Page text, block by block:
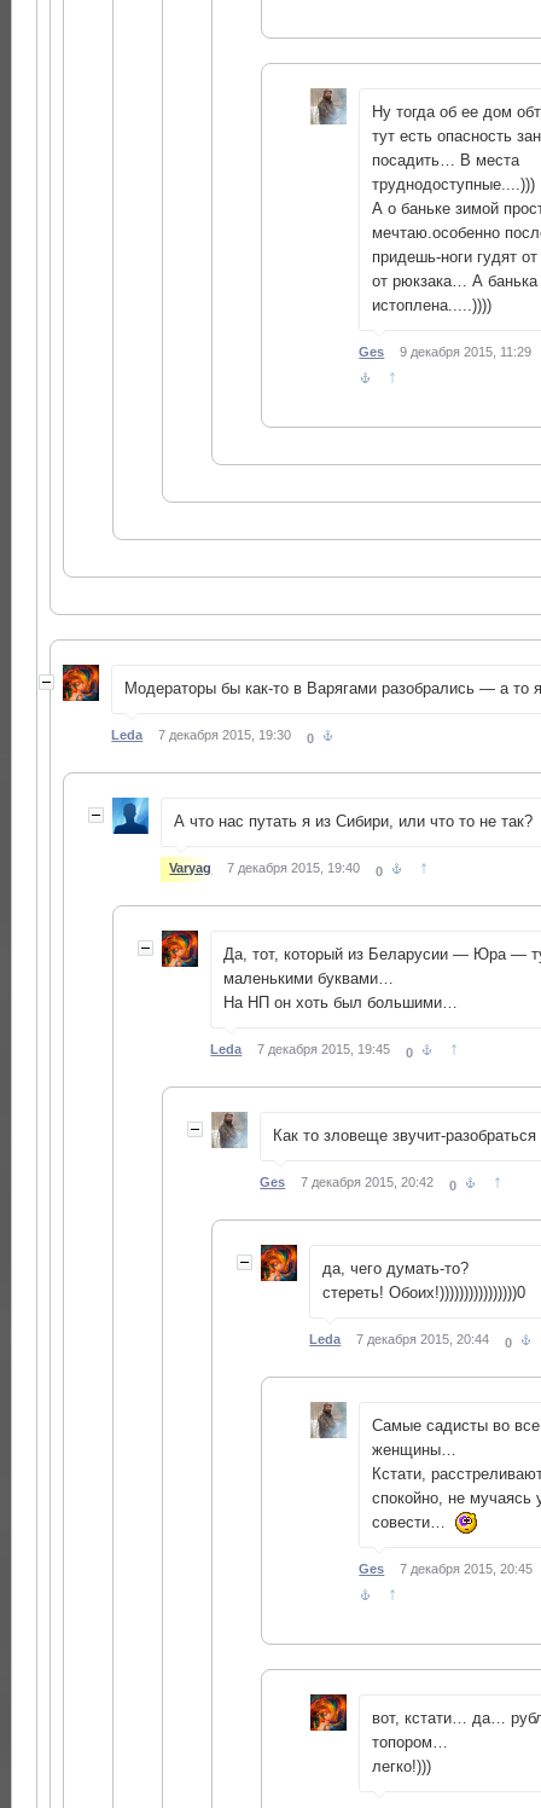
Ну тогда об ее дом
тут есть опасность
посадить… В места
труднодоступные....)))
А о баньке зимой
мечтаю.особенно
придешь-ноги гудят
от рюкзака… А
истоплена.....))))
Ges 9 декабря 2015, 11:29
↑
Модераторы бы как-то в Варягами разобрались — а
Leda 7 декабря 2015, 19:30 0
А что нас путать я из Сибири, или что то не так?
Varyag 7 декабря 2015, 19:40 0 ↑
Да, тот, который из Беларусии — Юра —
маленькими буквами…
На НП он хоть был большими…
Leda 7 декабря 2015, 19:45 0 ↑
Как то зловеще звучит-
Ges 7 декабря 2015, 20:42 0 ↑
да, чего думать-то?
стереть! Обоих!))))))))))))))))0
Leda 7 декабря 2015, 20:44 0
Самые садисты во
женщины…
Кстати,
спокойно, не мучаясь
совести…
Ges 7 декабря 2015, 20:45
↑
вот, кстати… да…
топором…
легко!)))